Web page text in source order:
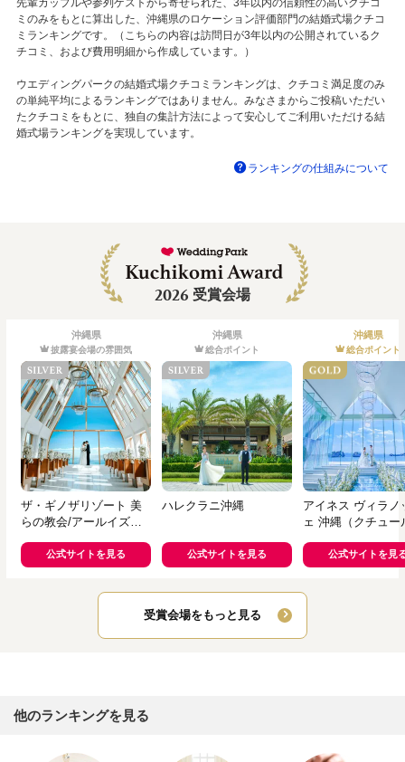
先輩カップルや参列ゲストから寄せられた、3年以内の信頼性の高いクチコ
ミのみをもとに算出した、沖縄県のロケーション評価部門の結婚式場クチコ
ミランキングです。（こちらの内容は訪問日が3年以内の公開されているク
チコミ、および費用明細から作成しています。）
ウエディングパークの結婚式場クチコミランキングは、クチコミ満足度のみ
の単純平均によるランキングではありません。みなさまからご投稿いただい
たクチコミをもとに、独自の集計方法によって安心してご利用いただける結
婚式場ランキングを実現しています。
ランキングの仕組みについて
2026 受賞会場
沖縄県
披露宴会場の雰囲気
ザ・ギノザリゾート 美
らの教会/アールイズ・
公式サイトを見る
沖縄県
総合ポイント
ハレクラニ沖縄
公式サイトを見る
沖縄県
総合ポイント
アイネス ヴィラノ
ェ 沖縄（クチュー
公式サイトを見
受賞会場をもっと見る
他のランキングを見る